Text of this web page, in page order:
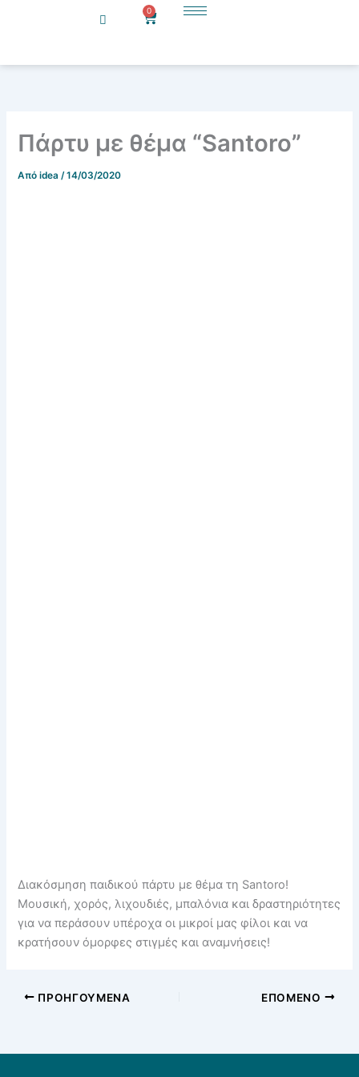
0
Cart
Πάρτυ με θέμα “Santoro”
Απόidea/14/03/2020
Διακόσμηση παιδικού πάρτυ με θέμα τη Santoro!
Μουσική, χορός, λιχουδιές, μπαλόνια και δραστηριότητες
για να περάσουν υπέροχα οι μικροί μας φίλοι και να
κρατήσουν όμορφες στιγμές και αναμνήσεις!
ΠΡΟΗΓΟΎΜΕΝΑ ΕΠΌΜΕΝΟ